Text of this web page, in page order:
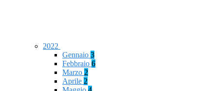
2022
Gennaio 3
Febbraio 6
Marzo 2
Aprile 2